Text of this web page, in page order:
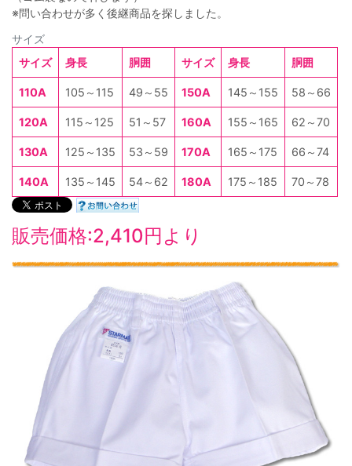
※問い合わせが多く後継商品を探しました。
サイズ
サイズ
身長 胴囲 サイズ 身長 胴囲
110A 105～115 49～55 150A 145～155 58～66
120A 115～125 51～57 160A 155～165 62～70
130A 125～135 53～59 170A 165～175 66～74
140A 135～145 54～62 180A 175～185 70～78
販売価格:2,410円より